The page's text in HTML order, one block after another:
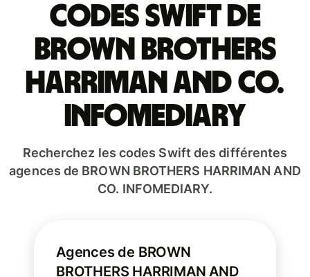
Codes Swift de
BROWN BROTHERS
HARRIMAN AND CO.
INFOMEDIARY
Recherchez les codes Swift des différentes
agences de BROWN BROTHERS HARRIMAN AND
CO. INFOMEDIARY.
Agences de BROWN
BROTHERS HARRIMAN AND